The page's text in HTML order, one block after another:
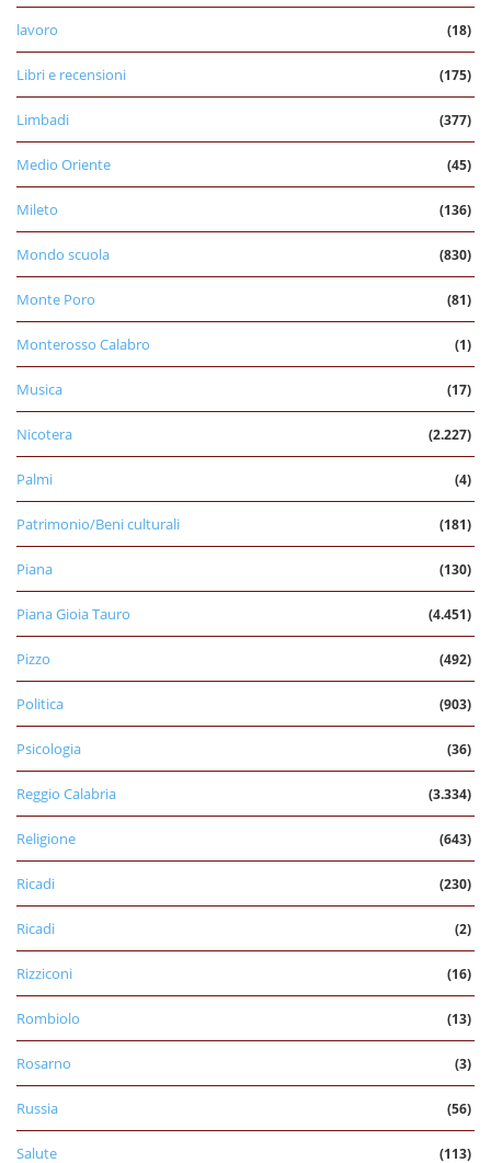
lavoro (18)
Libri e recensioni (175)
Limbadi (377)
Medio Oriente (45)
Mileto (136)
Mondo scuola (830)
Monte Poro (81)
Monterosso Calabro (1)
Musica (17)
Nicotera (2.227)
Palmi (4)
Patrimonio/Beni culturali (181)
Piana (130)
Piana Gioia Tauro (4.451)
Pizzo (492)
Politica (903)
Psicologia (36)
Reggio Calabria (3.334)
Religione (643)
Ricadi (230)
Ricadi (2)
Rizziconi (16)
Rombiolo (13)
Rosarno (3)
Russia (56)
Salute (113)